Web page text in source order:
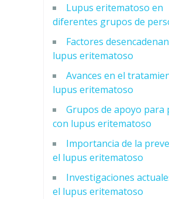
Lupus eritematoso en
diferentes grupos de
Factores
lupus eritematoso
Avances en el
lupus eritematoso
Grupos de apoyo para
con lupus eritematoso
Importancia de la
el lupus eritematoso
Investigaciones
el lupus eritematoso